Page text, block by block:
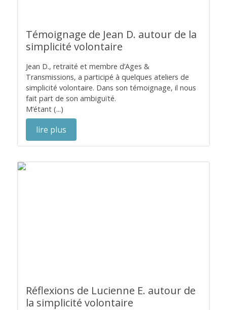
Témoignage de Jean D. autour de la
simplicité volontaire
Jean D., retraité et membre d’Ages &
Transmissions, a participé à quelques ateliers de
simplicité volontaire. Dans son témoignage, il nous
fait part de son ambiguïté.
M’étant (...)
lire plus
Réflexions de Lucienne E. autour de
la simplicité volontaire